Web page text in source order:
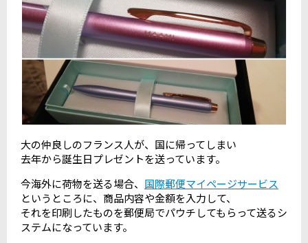
大の仲良しのフランス人が、国に帰ってしまい
去年から誕生日プレゼントを送っています。
今海外に荷物を送る場合、 国際郵便マイページサービス
というところに、商品内容や金額を入力して、
それを印刷したものを郵便局でパウチしてもらって送るシ
ステムになっています。